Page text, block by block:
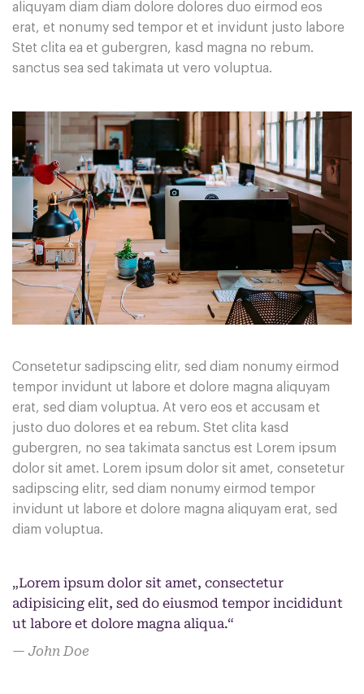
aliquyam diam diam dolore dolores duo eirmod eos
erat, et nonumy sed tempor et et invidunt justo labore
Stet clita ea et gubergren, kasd magna no rebum.
sanctus sea sed takimata ut vero voluptua.
Consetetur sadipscing elitr, sed diam nonumy eirmod
tempor invidunt ut labore et dolore magna aliquyam
erat, sed diam voluptua. At vero eos et accusam et
justo duo dolores et ea rebum. Stet clita kasd
gubergren, no sea takimata sanctus est Lorem ipsum
dolor sit amet. Lorem ipsum dolor sit amet, consetetur
sadipscing elitr, sed diam nonumy eirmod tempor
invidunt ut labore et dolore magna aliquyam erat, sed
diam voluptua.
„Lorem ipsum dolor sit amet, consectetur
adipisicing elit, sed do eiusmod tempor incididunt
ut labore et dolore magna aliqua.“
John Doe